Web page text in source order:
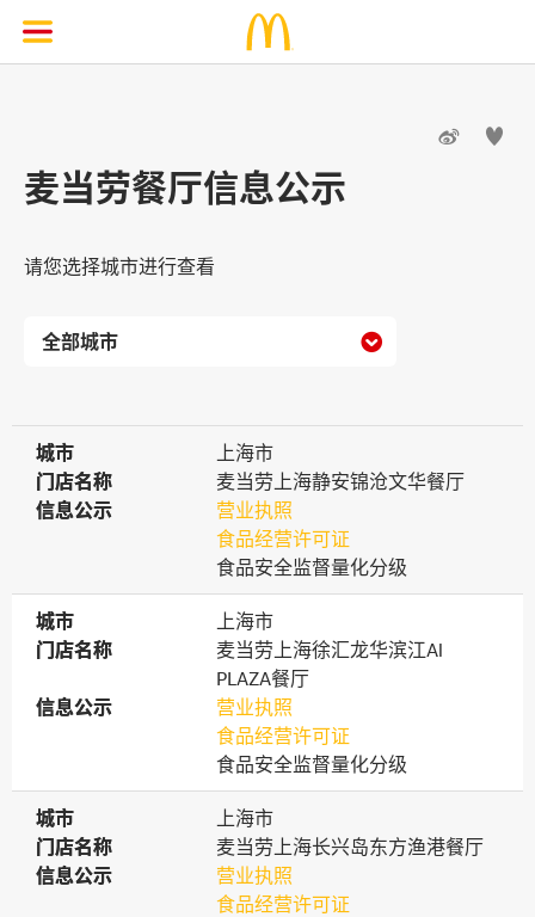
 
麦当劳餐厅信息公示
请您选择城市进行查看

城市
城市
上海市
门店名称
门店名称
麦当劳上海静安锦沧文华餐厅
信息公示
信息公示
营业执照
食品经营许可证
食品安全监督量化分级
城市
城市
上海市
门店名称
门店名称
麦当劳上海徐汇龙华滨江Al
PLAZA餐厅
信息公示
信息公示
营业执照
食品经营许可证
食品安全监督量化分级
城市
城市
上海市
门店名称
门店名称
麦当劳上海长兴岛东方渔港餐厅
信息公示
信息公示
营业执照
食品经营许可证